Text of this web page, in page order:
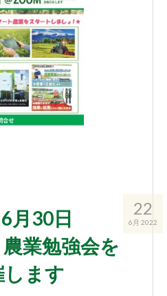
22
6月 2022
月30日
農業勉強会を
ます